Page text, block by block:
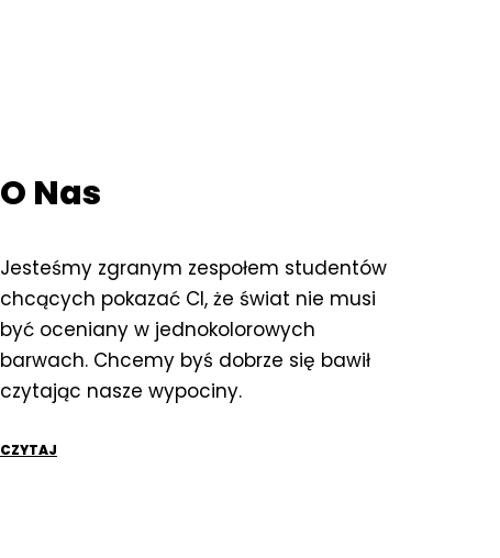
O Nas
Jesteśmy zgranym zespołem studentów
chcących pokazać CI, że świat nie musi
być oceniany w jednokolorowych
barwach. Chcemy byś dobrze się bawił
czytając nasze wypociny.
CZYTAJ